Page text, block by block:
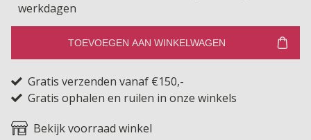
werkdagen
TOEVOEGEN AAN WINKELWAGEN
Gratis verzenden vanaf €150,-
Gratis ophalen en ruilen in onze winkels
Bekijk voorraad winkel